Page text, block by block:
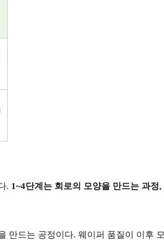
. 1~4단계는 회로의 모양을 만드는 과정,
만드는 공정이다. 웨이퍼 품질이 이후